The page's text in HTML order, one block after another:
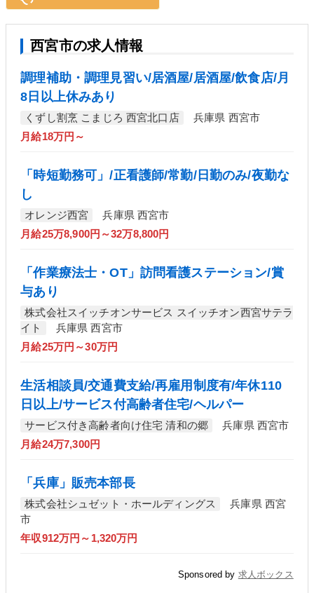
西宮市の求人情報
調理補助・調理見習い/居酒屋/居酒屋/飲食店/月
8日以上休みあり
くずし割烹 こまじろ 西宮北口店
兵庫県 西宮市
月給18万円～
「時短勤務可」/正看護師/常勤/日勤のみ/夜勤な
し
オレンジ西宮
兵庫県 西宮市
月給25万8,900円～32万8,800円
「作業療法士・OT」訪問看護ステーション/賞
与あり
株式会社スイッチオンサービス スイッチオン西宮サテラ
イト
兵庫県 西宮市
月給25万円～30万円
生活相談員/交通費支給/再雇用制度有/年休110
日以上/サービス付高齢者住宅/ヘルパー
サービス付き高齢者向け住宅 清和の郷
兵庫県 西宮市
月給24万7,300円
「兵庫」販売本部長
株式会社シュゼット・ホールディングス
兵庫県 西宮
市
年収912万円～1,320万円
Sponsored by 求人ボックス